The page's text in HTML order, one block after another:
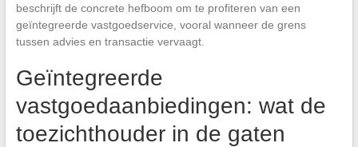
beschrijft de concrete hefboom om te profiteren van een
geïntegreerde vastgoedservice, vooral wanneer de grens
tussen advies en transactie vervaagt.
Geïntegreerde
vastgoedaanbiedingen: wat de
toezichthouder in de gaten